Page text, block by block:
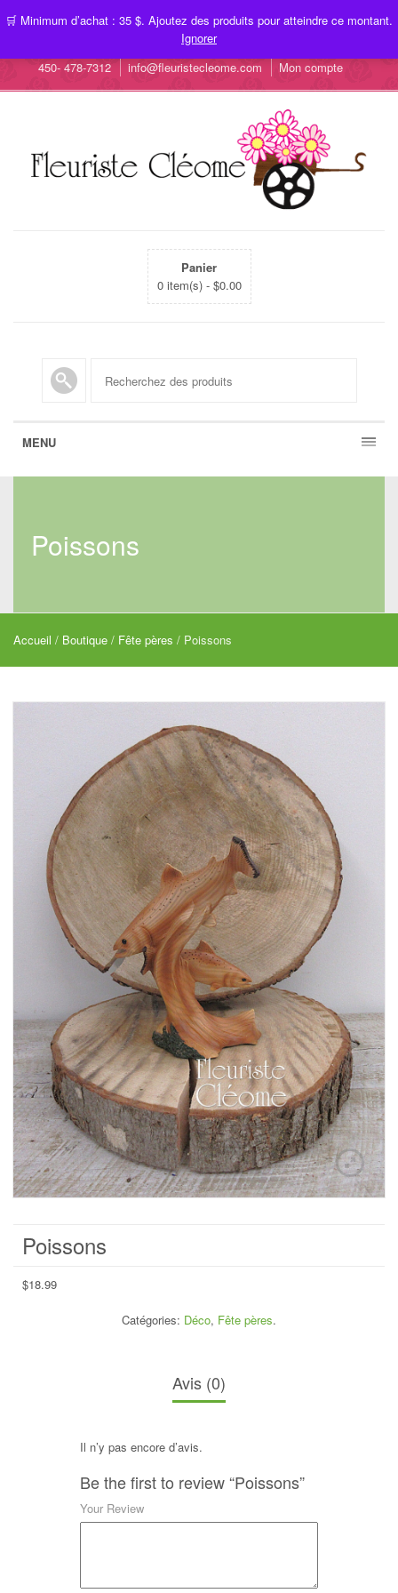
450- 478-7312 info@fleuristecleome.com Mon compte
Panier
0 item(s) - $0.00
MENU
Poissons
Accueil / Boutique / Fête pères / Poissons
Poissons
$18.99
Catégories: Déco, Fête pères.
Avis (0)
Il n’y pas encore d’avis.
Be the first to review “Poissons”
Your Review
🛒 Minimum d’achat : 35 $. Ajoutez des produits pour atteindre ce montant.
Ignorer